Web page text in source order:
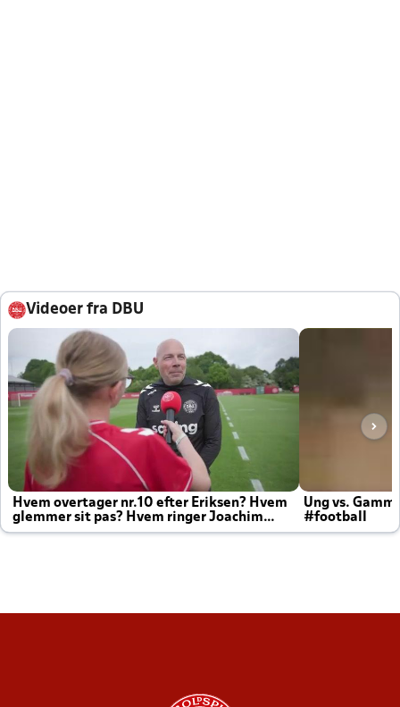
Videoer fra DBU
Hvem overtager nr.10 efter Eriksen? Hvem
glemmer sit pas? Hvem ringer Joachim
altid til efter kampe?
Ung vs.
#football